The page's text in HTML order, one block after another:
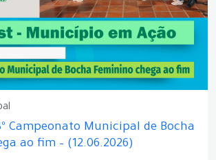
Campeonato Municipal de Bocha
ao fim – (12.06.2026)